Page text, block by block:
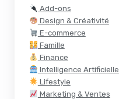
Add-ons
Design & Créativité
E-commerce
Famille
Finance
Intelligence Artificielle
Lifestyle
Marketing & Ventes